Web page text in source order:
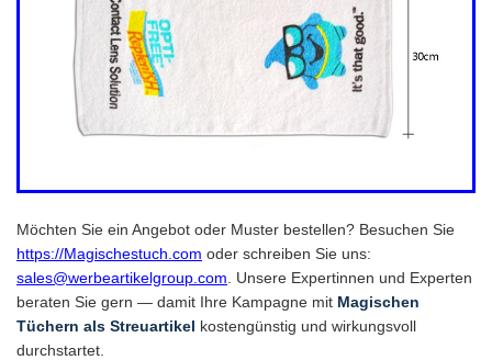
Möchten Sie ein Angebot oder Muster bestellen? Besuchen Sie
https://Magischestuch.com oder schreiben Sie uns:
sales@werbeartikelgroup.com . Unsere Expertinnen und Experten
beraten Sie gern — damit Ihre Kampagne mit Magischen
Tüchern als Streuartikel kostengünstig und wirkungsvoll
durchstartet.